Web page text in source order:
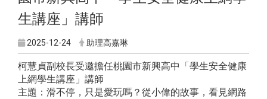
生講座」講師
2025-12-24 助理高嘉琳
柯慧貞副校長受邀擔任桃園市新興高中「學生安全健康
上網學生講座」講師
主題：滑不停，只是愛玩嗎？從小偉的故事，看見網路